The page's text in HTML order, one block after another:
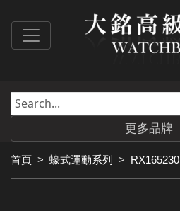
更多品牌
首頁 > 蠔式運動系列 > RX165230